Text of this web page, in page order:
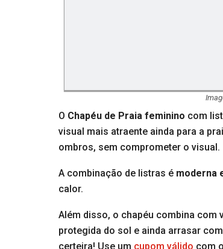
O Chapéu de Praia feminino com
visual mais atraente ainda para a
ombros, sem comprometer o visual.
A combinação de listras é moderna
calor.
Além disso, o chapéu combina com
protegida do sol e ainda arrasar
certeira! Use um cupom válido com